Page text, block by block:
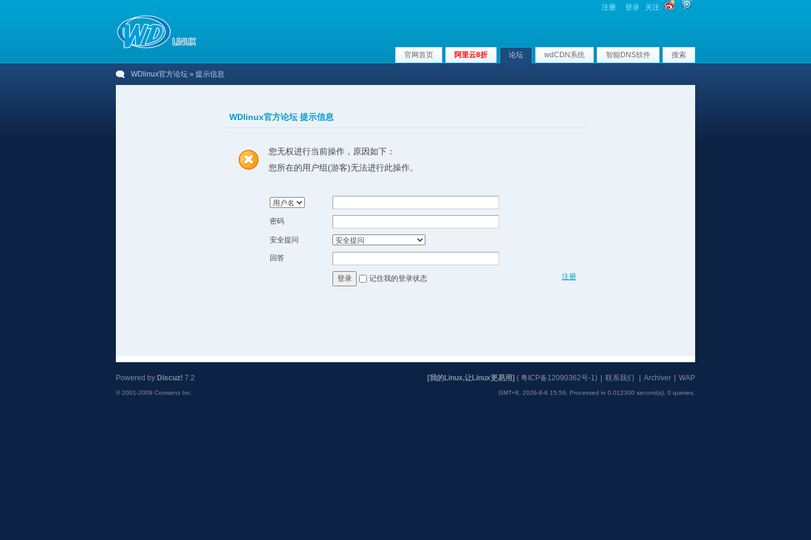
注册 登录 关注:
官网首页 阿里云8折 论坛 wdCDN系统 智能DNS软件 搜索
WDlinux官方论坛 » 提示信息
WDlinux官方论坛 提示信息
您无权进行当前操作，原因如下：
您所在的用户组(游客)无法进行此操作。
密码
安全提问
回答
注册
登录 记住我的登录状态
[我的Linux,让Linux更易用] ( 粤ICP备12090362号-1) 联系我们 Archiver WAP
GMT+8, 2026-8-6 15:59, Processed in 0.012300 second(s), 0 queries
Powered by Discuz! 7.2
© 2001-2009 Comsenz Inc.